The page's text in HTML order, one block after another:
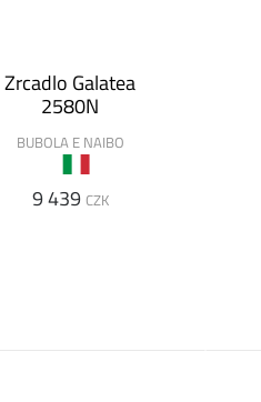
Zrcadlo Galatea
2580N
BUBOLA E NAIBO
9 439 CZK